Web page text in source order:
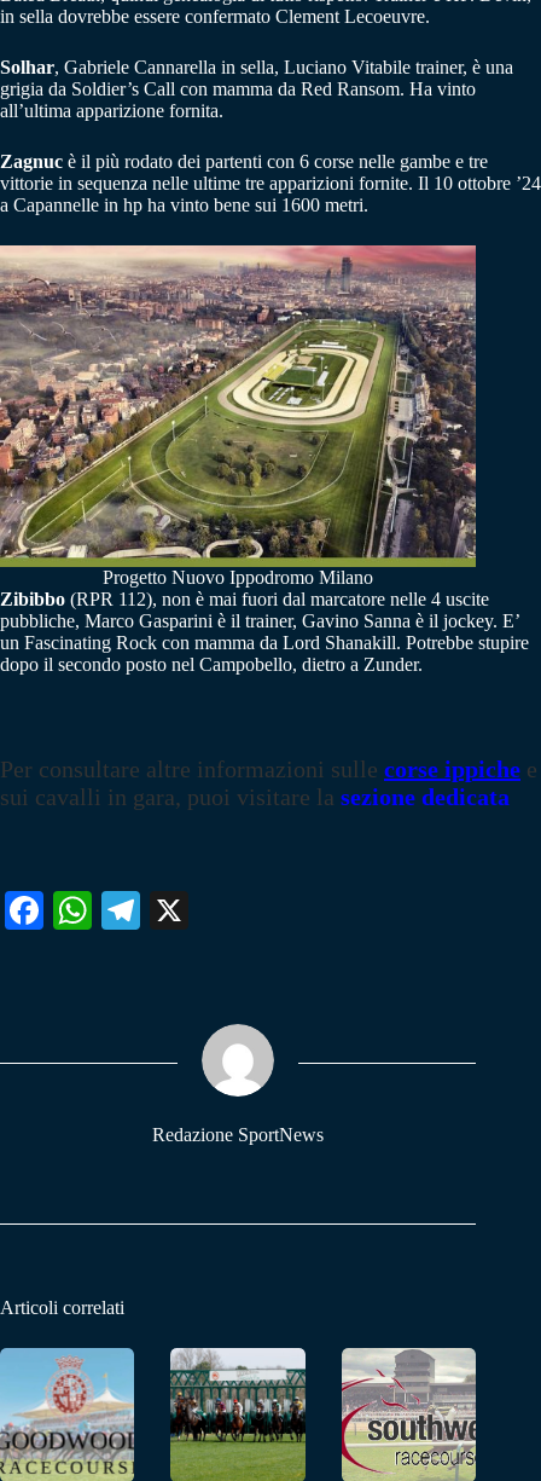
in sella dovrebbe essere confermato Clement Lecoeuvre.
Solhar, Gabriele Cannarella in sella, Luciano Vitabile trainer, è una
grigia da Soldier’s Call con mamma da Red Ransom. Ha vinto
all’ultima apparizione fornita.
Zagnuc è il più rodato dei partenti con 6 corse nelle gambe e tre
vittorie in sequenza nelle ultime tre apparizioni fornite. Il 10 ottobre ’24
a Capannelle in hp ha vinto bene sui 1600 metri.
Progetto Nuovo Ippodromo Milano
Zibibbo (RPR 112), non è mai fuori dal marcatore nelle 4 uscite
pubbliche, Marco Gasparini è il trainer, Gavino Sanna è il jockey. E’
un Fascinating Rock con mamma da Lord Shanakill. Potrebbe stupire
dopo il secondo posto nel Campobello, dietro a Zunder.
Per consultare altre informazioni sulle corse ippiche e
sui cavalli in gara, puoi visitare la sezione dedicata
Fa W
pp
Te
m
Redazione SportNews
Articoli correlati